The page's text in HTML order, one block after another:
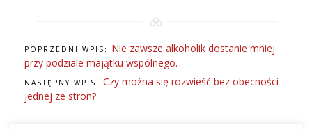
POPRZEDNI WPIS: Nie zawsze alkoholik dostanie mniej
przy podziale majątku wspólnego.
NASTĘPNY WPIS: Czy można się rozwieść bez obecności
jednej ze stron?